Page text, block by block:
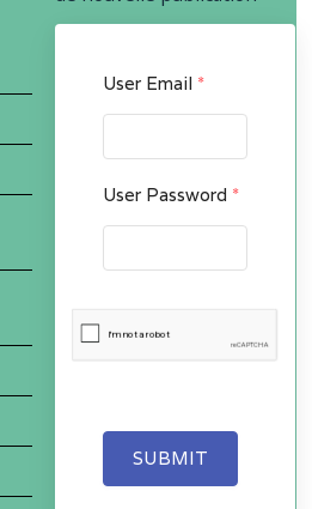
User Email *
User Password *
SUBMIT